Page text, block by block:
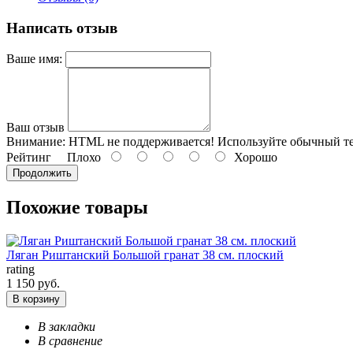
Написать отзыв
Ваше имя:
Ваш отзыв
Внимание: HTML не поддерживается! Используйте обычный
Рейтинг Плохо Хорошо
Продолжить
Похожие товары
Ляган Риштанский Большой гранат 38 см. плоский
rating
1 150 руб.
В корзину
В закладки
В сравнение